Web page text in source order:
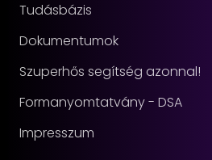
Tudásbázis
Dokumentumok
Szuperhős segítség azonnal!
Formanyomtatvány - DSA
Impresszum